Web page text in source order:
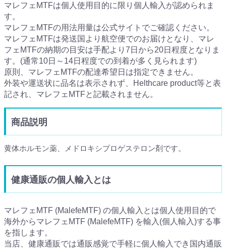
マレフェMTFは個人使用目的に限り個人輸入が認められま
す。
マレフェMTFの用法用量は公式サイトでご確認ください。
マレフェMTFは発送国より航空便でのお届けとなり、マレ
フェMTFの納期の目安は手配より7日から20日程度となりま
す。(通常10日～14日程度での到着が多く見られます)
原則、マレフェMTFの配達希望日は指定できません。
外装や運送状に品名は表示されず、Helthcare product等と表
記され、マレフェMTFと記載されません。
商品説明
黄体ホルモン薬、メドロキシプロゲステロン剤です。
健康通販の個人輸入とは
マレフェMTF (MalefeMTF) の個人輸入とは個人使用目的で
海外からマレフェMTF (MalefeMTF) を輸入(個人輸入)する事
を指します。
当店、健康通販では通販感覚で手軽に個人輸入でき国内通販